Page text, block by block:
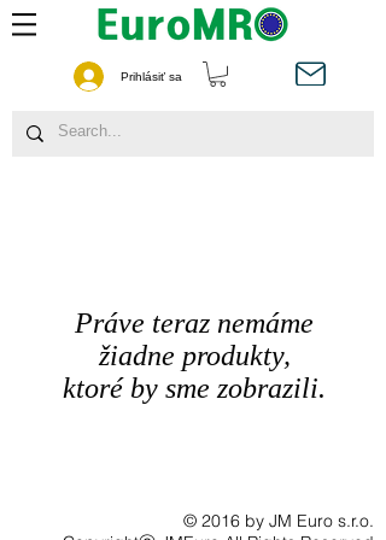
Prihlásiť sa
Práve teraz nemáme
žiadne produkty,
ktoré by sme zobrazili.
© 2016 by JM Euro s.r.o.